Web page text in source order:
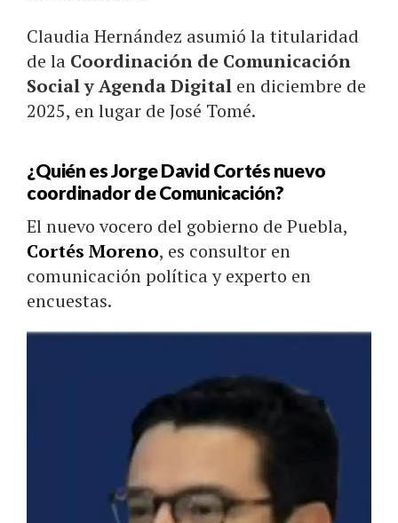
Claudia Hernández asumió la titularidad
de la Coordinación de Comunicación
Social y Agenda Digital en diciembre de
2025, en lugar de José Tomé.
¿Quién es Jorge David Cortés nuevo
coordinador de Comunicación?
El nuevo vocero del gobierno de Puebla,
Cortés Moreno, es consultor en
comunicación política y experto en
encuestas.